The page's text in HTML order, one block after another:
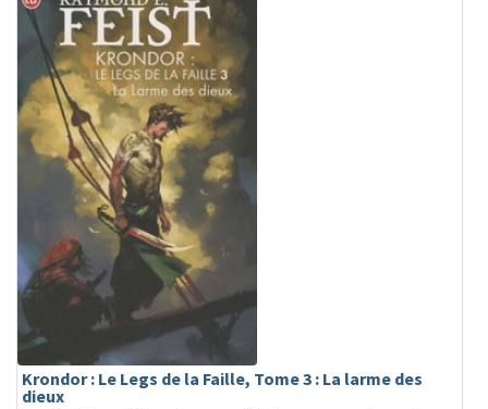
Krondor : Le Legs de la Faille, Tome 3 : La larme des
dieux